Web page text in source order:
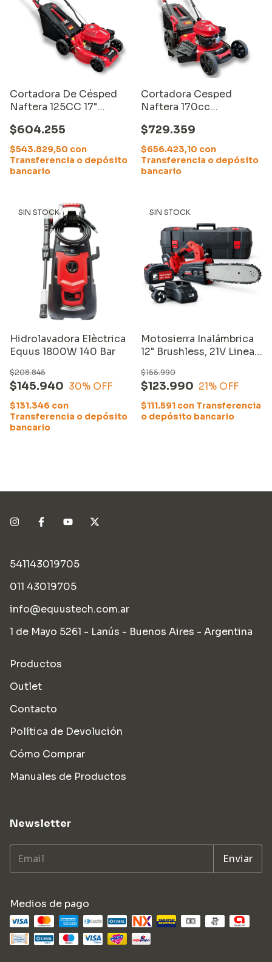
Cortadora De Césped
Naftera 125CC 17"
$604.255
$543.829,50 con
Transferencia o depósito
bancario
Cortadora Cesped
Naftera 170cc
Mulching
$729.359
$656.423,10 con
Transferencia o depósito
bancario
SIN STOCK
Hidrolavadora Elèctrica
Equus 1800W 140 Bar
$145.940
$208.845
30% OFF
$131.346 con
Transferencia o depósito
bancario
SIN STOCK
Motosierra Inalámbrica
12" Brushless, 21V Linea
cargador
$123.990
$155.990
21% OFF
$111.591 con Transferencia
o depósito bancario
541143019705
011 43019705
info@equustech.com.ar
1 de Mayo 5261 - Lanús - Buenos Aires - Argentina
Productos
Outlet
Contacto
Política de Devolución
Cómo Comprar
Manuales de Productos
Newsletter
Medios de pago